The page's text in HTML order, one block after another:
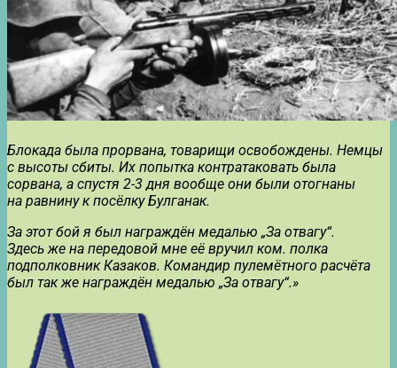
Блокада была прорвана, товарищи освобождены. Немцы
с высоты сбиты. Их попытка контратаковать была
сорвана, а спустя 2-3 дня вообще они были отогнаны
на равнину к посёлку Булганак.
За этот бой я был награждён медалью „За отвагу“.
Здесь же на передовой мне её вручил ком. полка
подполковник Казаков. Командир пулемётного расчёта
был так же награждён медалью „За отвагу“.»